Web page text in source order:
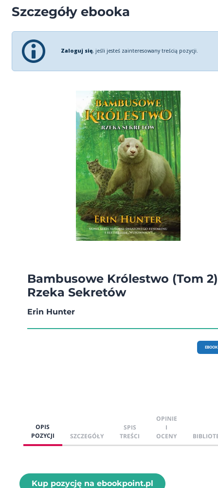
Szczegóły ebooka
Zaloguj się, jeśli jesteś zainteresowany treścią pozycji.
Bambusowe Królestwo (Tom
Rzeka Sekretów
Erin Hunter
EBOOK
OPIS
POZYCJI
SZCZEGÓŁY
SPIS
TREŚCI
OPINIE
I
OCENY
Kup pozycję na ebookpoint.pl